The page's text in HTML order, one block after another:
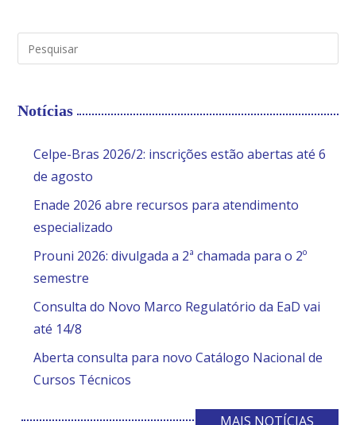
Notícias
Celpe-Bras 2026/2: inscrições estão abertas até 6
de agosto
Enade 2026 abre recursos para atendimento
especializado
Prouni 2026: divulgada a 2ª chamada para o 2º
semestre
Consulta do Novo Marco Regulatório da EaD vai
até 14/8
Aberta consulta para novo Catálogo Nacional de
Cursos Técnicos
MAIS NOTÍCIAS